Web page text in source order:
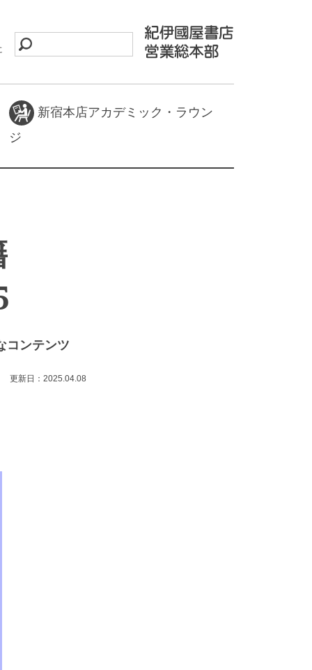
新宿本店アカデミック・ラウン
ジ
コンテンツ
更新日：2025.04.08